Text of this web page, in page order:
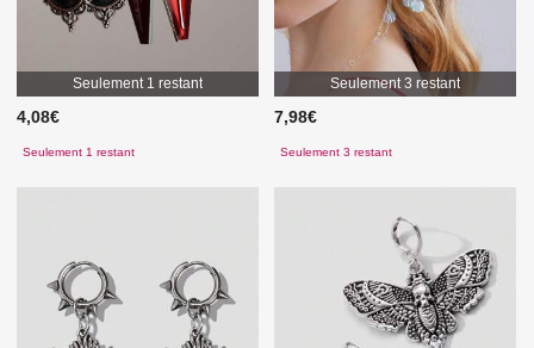
Seulement 1 restant
4,08€
Seulement 1 restant
Seulement 3 restant
7,98€
Seulement 3 restant